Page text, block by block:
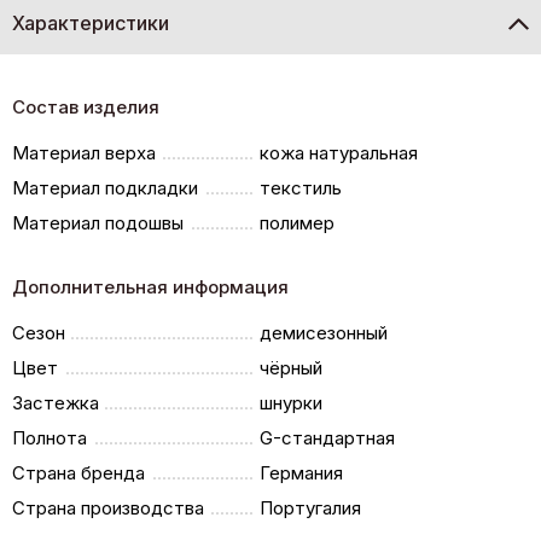
Характеристики
Состав изделия
Материал верха
кожа натуральная
Материал подкладки
текстиль
Материал подошвы
полимер
Дополнительная информация
Сезон
демисезонный
Цвет
чёрный
Застежка
шнурки
Полнота
G-стандартная
Страна бренда
Германия
Страна производства
Португалия